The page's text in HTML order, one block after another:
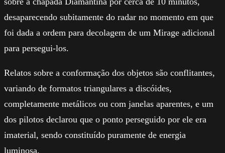
desaparecendo subitamente do radar no momento em que
foi dada a ordem para decolagem de um Mirage adicional
para persegui-los.
Relatos sobre a conformação dos objetos são conflitantes,
variando de formatos triangulares a discóides,
completamente metálicos ou com janelas aparentes, e um
dos pilotos declarou que o ponto perseguido por ele era
imaterial, sendo constituído puramente de energia
luminosa.